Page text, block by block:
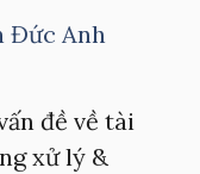
Đức Anh
đề về tài
xử lý &